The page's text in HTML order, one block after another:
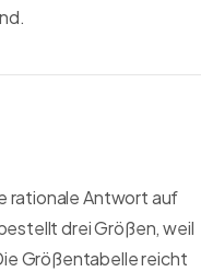
rationale Antwort auf
drei Größen, weil
Größentabelle reicht